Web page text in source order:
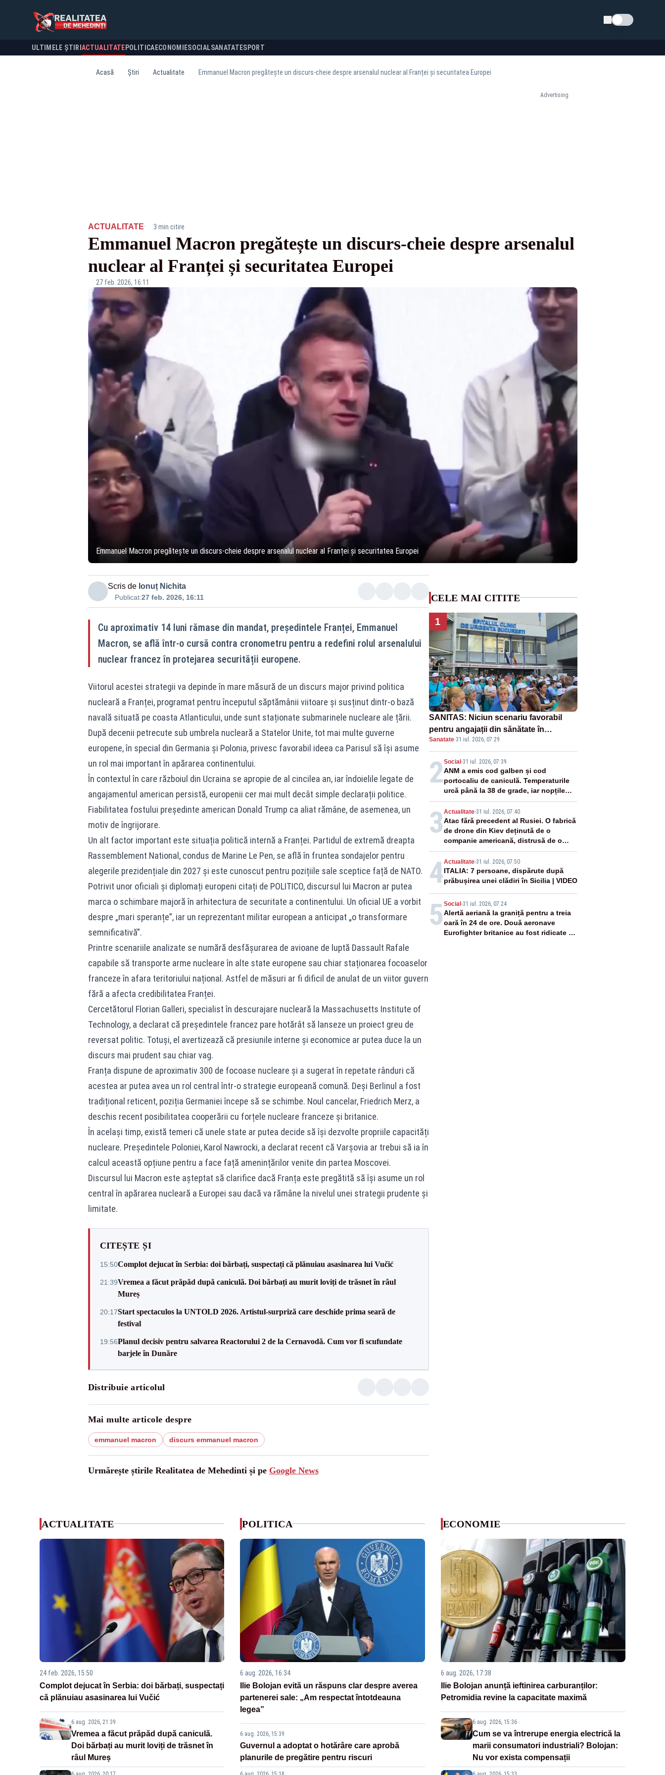
Schimba tema
ULTIMELE ȘTIRI ACTUALITATE POLITICA ECONOMIESOCIALSANATATESPORT
Acasă Știri Actualitate Emmanuel Macron pregătește un discurs-cheie despre arsenalul nuclear al Franței și securitatea Europei
Advertising
ACTUALITATE· 3 min citire
Emmanuel Macron pregătește un discurs-cheie despre arsenalul
nuclear al Franței și securitatea Europei
27 feb. 2026, 16:11
Emmanuel Macron pregătește un discurs-cheie despre arsenalul nuclear al Franței și securitatea Europei
Scris de Ionuț Nichita
Publicat:27 feb. 2026, 16:11
Cu aproximativ 14 luni rămase din mandat, președintele Franței, Emmanuel
Macron, se află într-o cursă contra cronometru pentru a redefini rolul arsenalului
nuclear francez în protejarea securității europene.
Viitorul acestei strategii va depinde în mare măsură de un discurs major privind politica
nucleară a Franței, programat pentru începutul săptămânii viitoare și susținut dintr-o bază
navală situată pe coasta Atlanticului, unde sunt staționate submarinele nucleare ale țării.
După decenii petrecute sub umbrela nucleară a Statelor Unite, tot mai multe guverne
europene, în special din Germania și Polonia, privesc favorabil ideea ca Parisul să își asume
un rol mai important în apărarea continentului.
În contextul în care războiul din Ucraina se apropie de al cincilea an, iar îndoielile legate de
angajamentul american persistă, europenii cer mai mult decât simple declarații politice.
Fiabilitatea fostului președinte american Donald Trump ca aliat rămâne, de asemenea, un
motiv de îngrijorare.
Un alt factor important este situația politică internă a Franței. Partidul de extremă dreapta
Rassemblement National, condus de Marine Le Pen, se află în fruntea sondajelor pentru
alegerile prezidențiale din 2027 și este cunoscut pentru pozițiile sale sceptice față de NATO.
Potrivit unor oficiali și diplomați europeni citați de POLITICO, discursul lui Macron ar putea
marca o schimbare majoră în arhitectura de securitate a continentului. Un oficial UE a vorbit
despre „mari speranțe”, iar un reprezentant militar european a anticipat „o transformare
semnificativă”.
Printre scenariile analizate se numără desfășurarea de avioane de luptă Dassault Rafale
capabile să transporte arme nucleare în alte state europene sau chiar staționarea focoaselor
franceze în afara teritoriului național. Astfel de măsuri ar fi dificil de anulat de un viitor guvern
fără a afecta credibilitatea Franței.
Cercetătorul Florian Galleri, specialist în descurajare nucleară la Massachusetts Institute of
Technology, a declarat că președintele francez pare hotărât să lanseze un proiect greu de
reversat politic. Totuși, el avertizează că presiunile interne și economice ar putea duce la un
discurs mai prudent sau chiar vag.
Franța dispune de aproximativ 300 de focoase nucleare și a sugerat în repetate rânduri că
acestea ar putea avea un rol central într-o strategie europeană comună. Deși Berlinul a fost
tradițional reticent, poziția Germaniei începe să se schimbe. Noul cancelar, Friedrich Merz, a
deschis recent posibilitatea cooperării cu forțele nucleare franceze și britanice.
În același timp, există temeri că unele state ar putea decide să își dezvolte propriile capacități
nucleare. Președintele Poloniei, Karol Nawrocki, a declarat recent că Varșovia ar trebui să ia în
calcul această opțiune pentru a face față amenințărilor venite din partea Moscovei.
Discursul lui Macron este așteptat să clarifice dacă Franța este pregătită să își asume un rol
central în apărarea nucleară a Europei sau dacă va rămâne la nivelul unei strategii prudente și
limitate.
CITEȘTE ȘI
15:50Complot dejucat în Serbia: doi bărbați, suspectați că plănuiau asasinarea lui Vučić
21:39Vremea a făcut prăpăd după caniculă. Doi bărbați au murit loviți de trăsnet în râul
Mureș
20:17Start spectaculos la UNTOLD 2026. Artistul-surpriză care deschide prima seară de
festival
19:56Planul decisiv pentru salvarea Reactorului 2 de la Cernavodă. Cum vor fi scufundate
barjele în Dunăre
Distribuie articolul
Mai multe articole despre
emmanuel macron discurs emmanuel macron
Urmărește știrile Realitatea de Mehedinti și pe Google News
CELE MAI CITITE
1
SANITAS: Niciun scenariu favorabil
pentru angajații din sănătate în
proiectul Legii salarizării
Sanatate·31 iul. 2026, 07:29
2Social-31 iul. 2026, 07:39
ANM a emis cod galben și cod
portocaliu de caniculă. Temperaturile
urcă până la 38 de grade, iar nopțile
devin tropicale
3 Actualitate-31 iul. 2026, 07:40
Atac fără precedent al Rusiei. O fabrică
de drone din Kiev deținută de o
companie americană, distrusă de o
rachetă rusească
4Actualitate-31 iul. 2026, 07:50
ITALIA: 7 persoane, dispărute după
prăbușirea unei clădiri în Sicilia | VIDEO
5 Social-31 iul. 2026, 07:24
Alertă aeriană la graniță pentru a treia
oară în 24 de ore. Două aeronave
Eurofighter britanice au fost ridicate de
ACTUALITATE
24 feb. 2026, 15:50
Complot dejucat în Serbia: doi bărbați, suspectați
că plănuiau asasinarea lui Vučić
6 aug. 2026, 21:39
Vremea a făcut prăpăd după caniculă.
Doi bărbați au murit loviți de trăsnet în
râul Mureș
POLITICA
6 aug. 2026, 16:34
Ilie Bolojan evită un răspuns clar despre averea
partenerei sale: „Am respectat întotdeauna
legea”
6 aug. 2026, 15:39
Guvernul a adoptat o hotărâre care aprobă
planurile de pregătire pentru riscuri
ECONOMIE
6 aug. 2026, 17:38
Ilie Bolojan anunță ieftinirea carburanților:
Petromidia revine la capacitate maximă
6 aug. 2026, 15:36
Cum se va întrerupe energia electrică la
marii consumatori industriali? Bolojan:
Nu vor exista compensații